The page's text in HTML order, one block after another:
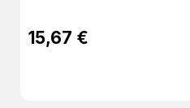
15,67 €